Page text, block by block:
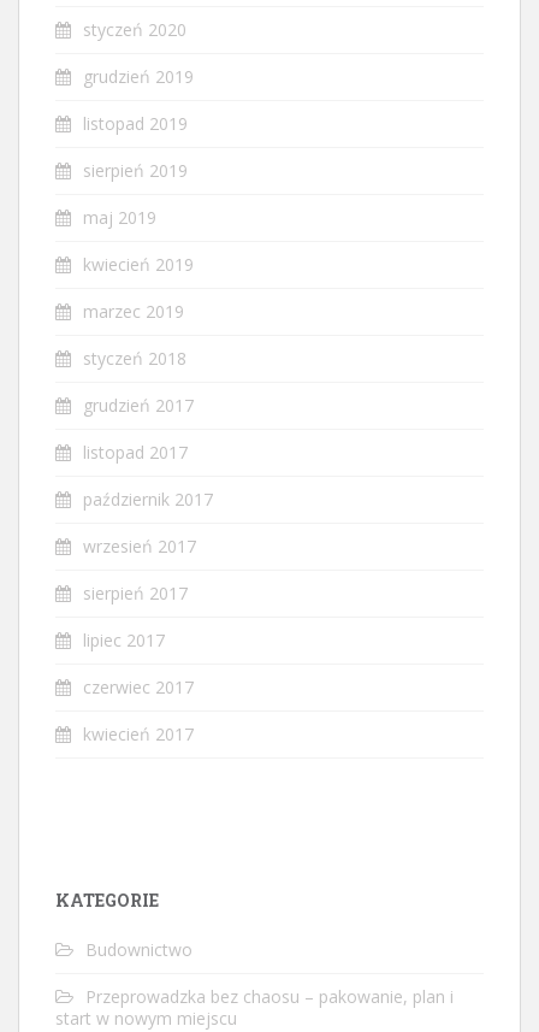
styczeń 2020
grudzień 2019
listopad 2019
sierpień 2019
maj 2019
kwiecień 2019
marzec 2019
styczeń 2018
grudzień 2017
listopad 2017
październik 2017
wrzesień 2017
sierpień 2017
lipiec 2017
czerwiec 2017
kwiecień 2017
KATEGORIE
Budownictwo
Przeprowadzka bez chaosu – pakowanie, plan i
start w nowym miejscu